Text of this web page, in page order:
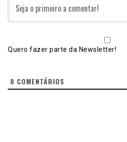
Quero fazer parte da Newsletter!
0 COMENTÁRIOS